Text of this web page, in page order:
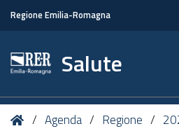
Regione Emilia-Romagna
Salute
Tu HomeAgenda Regione